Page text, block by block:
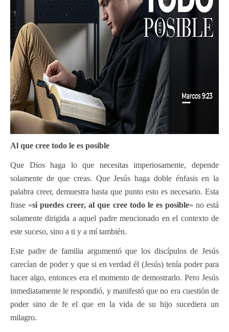
Al que cree todo le es posible
Que Dios haga lo que necesitas imperiosamente, depende
solamente de que creas. Que Jesús haga doble énfasis en la
palabra creer, demuestra hasta que punto esto es necesario. Esta
frase «si puedes creer, al que cree todo le es posible» no está
solamente dirigida a aquel padre mencionado en el contexto de
este suceso, sino a ti y a mí también.
Este padre de familia argumentó que los discípulos de Jesús
carecían de poder y que si en verdad él (Jesús) tenía poder para
hacer algo, entonces era el momento de demostrarlo. Pero Jesús
inmediatamente le respondió, y manifestó que no era cuestión de
poder sino de fe el que en la vida de su hijo sucediera un
milagro.